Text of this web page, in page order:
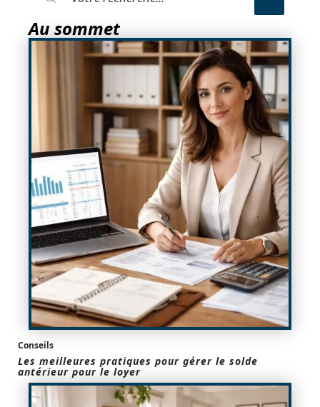
Au sommet
Conseils
Les meilleures pratiques pour gérer le solde
antérieur pour le loyer